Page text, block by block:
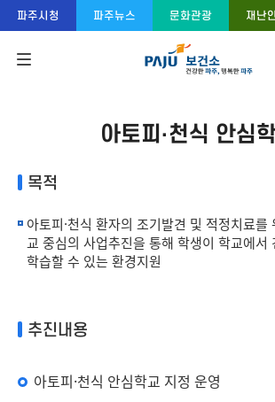
콘텐츠 바로가기
주메뉴 바로가기
푸터 바로가기
파주시청 파주뉴스 문화관광 재난
아토피·천식 안심
목적
아토피·천식 환자의 조기발견 및 적정치료를
교 중심의 사업추진을 통해 학생이 학교에서
학습할 수 있는 환경지원
추진내용
아토피·천식 안심학교 지정 운영